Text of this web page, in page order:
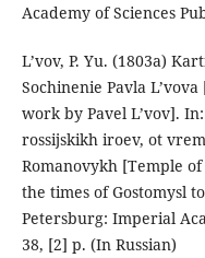
Academy of Sciences
L’vov, P. Yu. (1803a)
Sochinenie Pavla
work by Pavel L’vov].
rossijskikh iroev, ot
Romanovykh [Temple
the times of Gostomysl
Petersburg: Imperial
38, [2] p. (In Russian)